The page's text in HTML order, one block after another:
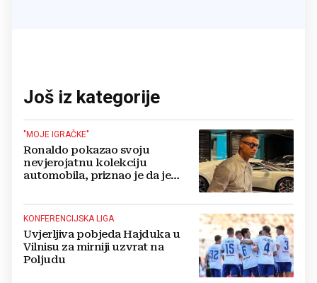
Još iz kategorije
"MOJE IGRAČKE"
Ronaldo pokazao svoju
nevjerojatnu kolekciju
automobila, priznao je da je
KONFERENCIJSKA LIGA
Uvjerljiva pobjeda Hajduka u
Vilnisu za mirniji uzvrat na
Poljudu